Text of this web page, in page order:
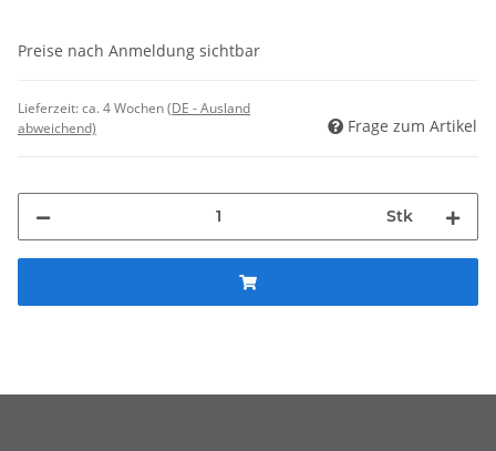
Preise nach Anmeldung sichtbar
Lieferzeit:ca. 4 Wochen(DE - Ausland
abweichend)
Frage zum Artikel
Stk